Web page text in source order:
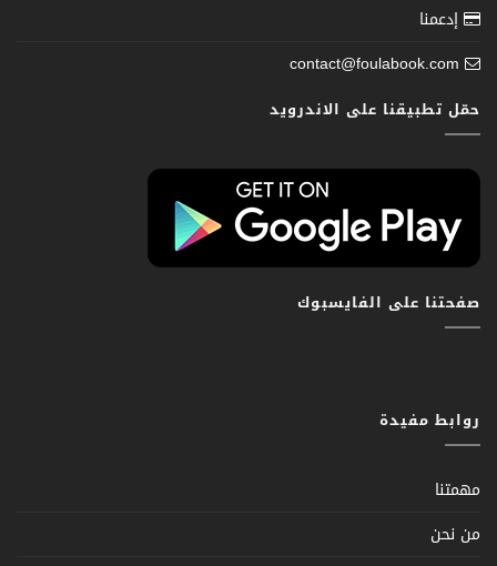
إدعمنا
contact@foulabook.com
حمّل تطبيقنا على الاندرويد
صفحتنا على الفايسبوك
روابط مفيدة
مهمتنا
من نحن